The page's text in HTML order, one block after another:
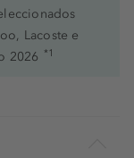
Lacoste e
2026 *1